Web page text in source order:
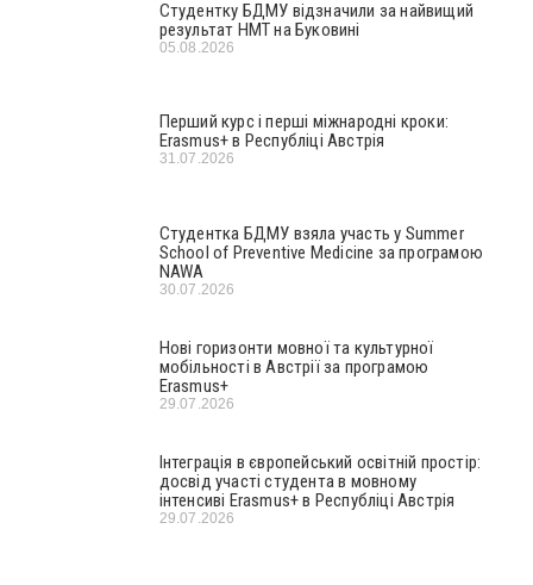
Студентку БДМУ відзначили за найвищий
результат НМТ на Буковині
05.08.2026
Перший курс і перші міжнародні кроки:
Erasmus+ в Республіці Австрія
31.07.2026
Студентка БДМУ взяла участь у Summer
School of Preventive Medicine за програмою
NAWA
30.07.2026
Нові горизонти мовної та культурної
мобільності в Австрії за програмою
Erasmus+
29.07.2026
Інтеграція в європейський освітній простір:
досвід участі студента в мовному
інтенсиві Erasmus+ в Республіці Австрія
29.07.2026